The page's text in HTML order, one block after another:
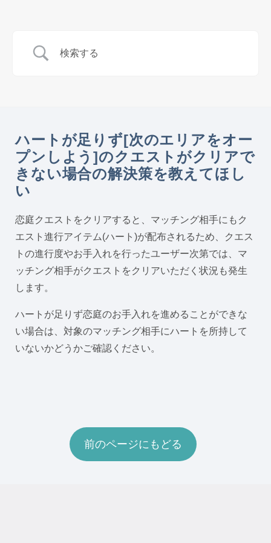
ハートが足りず[次のエリアをオー
プンしよう]のクエストがクリアで
きない場合の解決策を教えてほし
い
恋庭クエストをクリアすると、マッチング相手にもク
エスト進行アイテム(ハート)が配布されるため、クエス
トの進行度やお手入れを行ったユーザー次第では、マ
ッチング相手がクエストをクリアいただく状況も発生
します。
ハートが足りず恋庭のお手入れを進めることができな
い場合は、対象のマッチング相手にハートを所持して
いないかどうかご確認ください。
前のページにもどる